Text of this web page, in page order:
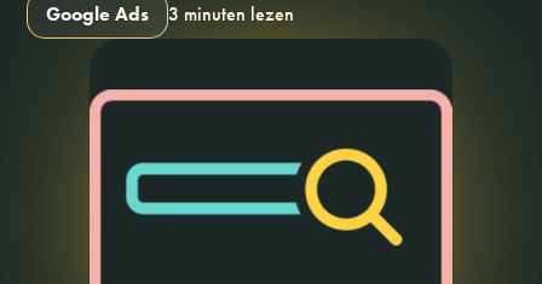
Google Ads 3 minuten lezen